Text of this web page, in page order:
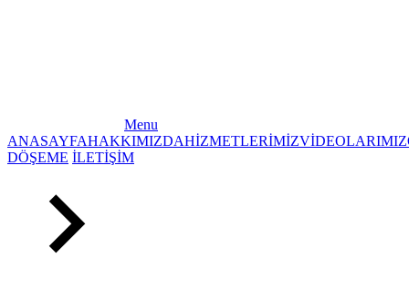
Menu
ANASAYFAHAKKIMIZDAHİZMETLERİMİZVİDEOLARIMIZ
DÖŞEME İLETİŞİM